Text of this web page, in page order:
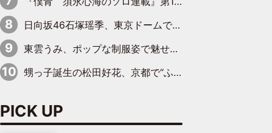
日向坂46石塚瑶季、東京ドームで“観戦バレ”！ ナイツ・塙も認めた「巨人に詳しすぎるアイドル」は元VENUSスクール生で杉内コーチ推し⁉
東雲うみ、ポップな制服姿で魅せる“東雲グリーン”の正体
甥っ子誕生の松田好花、京都で“ふたつの家族”をはしご！ “母”黒谷友香に見送られ、“父”松岡昌宏とはハシゴ酒
PICK UP